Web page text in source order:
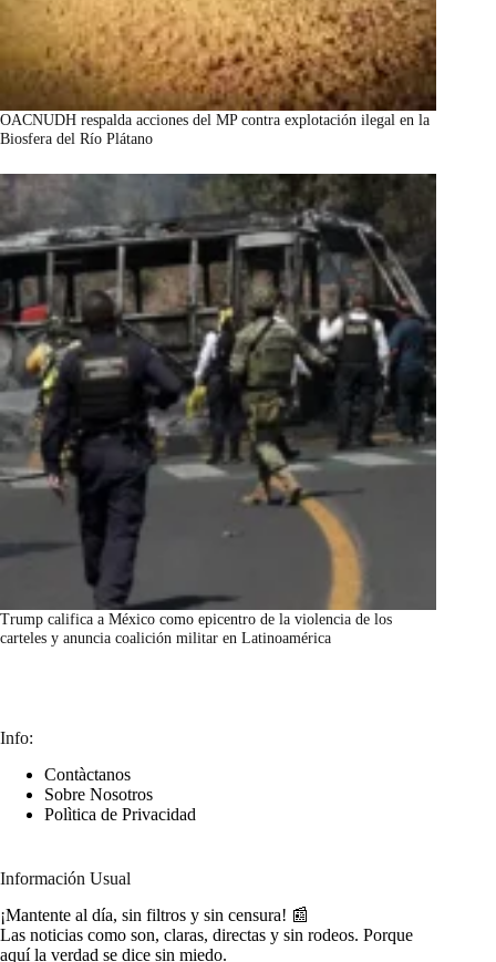
OACNUDH respalda acciones del MP contra explotación ilegal en la
Biosfera del Río Plátano
Trump califica a México como epicentro de la violencia de los
carteles y anuncia coalición militar en Latinoamérica
Info:
Contàctanos
Sobre Nosotros
Polìtica de Privacidad
Información Usual
¡Mantente al día, sin filtros y sin censura! 📰
Las noticias como son, claras, directas y sin rodeos. Porque
aquí la verdad se dice sin miedo.